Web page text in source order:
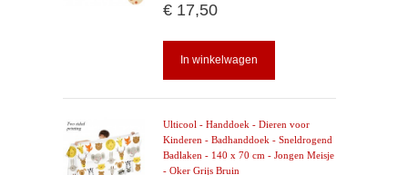
€ 17,50
In winkelwagen
Ulticool - Handdoek - Dieren voor
Kinderen - Badhanddoek - Sneldrogend
Badlaken - 140 x 70 cm - Jongen Meisje
- Oker Grijs Bruin